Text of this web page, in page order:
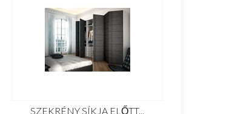
SZEKRÉNY SÍKJA ELŐTT...